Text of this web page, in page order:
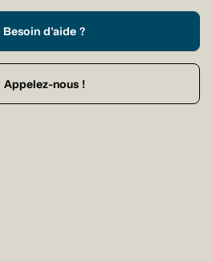
Besoin d'aide ?
Appelez-nous !